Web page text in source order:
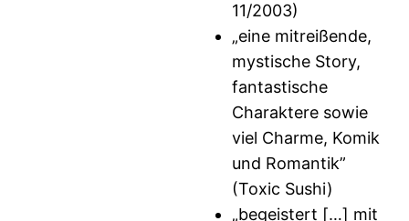
11/2003)
„eine mitreißende,
mystische Story,
fantastische
Charaktere sowie
viel Charme, Komik
und Romantik”
(Toxic Sushi)
„begeistert […] mit